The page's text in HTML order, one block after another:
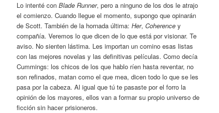
Lo intenté conBlade Runner, pero a ninguno de los dos le atrajo
el comienzo. Cuando llegue el momento, supongo que opinarán
de Scott. También de la hornada última:Her,Coherence y
compañía. Veremos lo que dicen de lo que está por visionar. Te
aviso. No sienten lástima. Les importan un comino esas listas
con las mejores novelas y las definitivas películas. Como decía
Cummings: los chicos de los que hablo ríen hasta reventar, no
son refinados, matan como el que mea, dicen todo lo que se les
pasa por la cabeza. Al igual que tú te pasaste por el forro la
opinión de los mayores, ellos van a formar su propio universo de
ficción sin hacer prisioneros.